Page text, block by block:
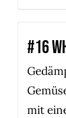
#16
mit